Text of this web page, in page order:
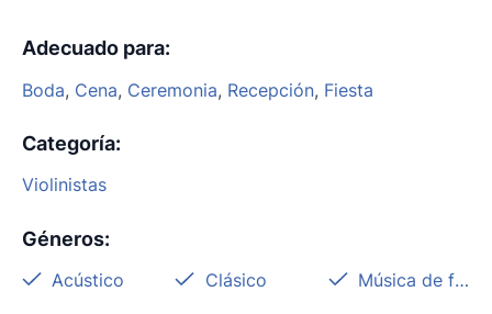
Adecuado para:
Boda, Cena, Ceremonia, Recepción, Fiesta
Categoría:
Violinistas
Géneros:
Acústico Clásico Música de fondo